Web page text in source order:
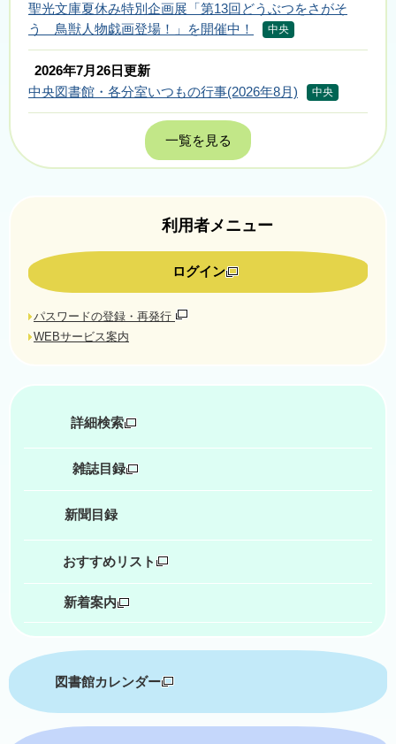
利用者メニュー
ログイン
パスワードの登録・再発行
WEBサービス案内
詳細検索
雑誌目録
新聞目録
おすすめリスト
新着案内
図書館カレンダー
聖光文庫夏休み特別企画展「第13回どうぶつをさがそ
う 鳥獣人物戯画登場！」を開催中！
中央
2026年7月26日更新
中央図書館・各分室いつもの行事(2026年8月)
中央
一覧を見る